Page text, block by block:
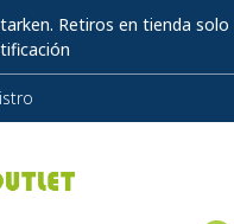
Retiros en tienda solo